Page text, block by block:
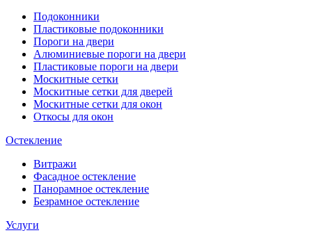
Подоконники
Пластиковые подоконники
Пороги на двери
Алюминиевые пороги на двери
Пластиковые пороги на двери
Москитные сетки
Москитные сетки для дверей
Москитные сетки для окон
Откосы для окон
Остекление
Витражи
Фасадное остекление
Панорамное остекление
Безрамное остекление
Услуги